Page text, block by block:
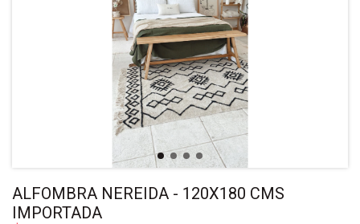
ALFOMBRA NEREIDA - 120X180 CMS
IMPORTADA